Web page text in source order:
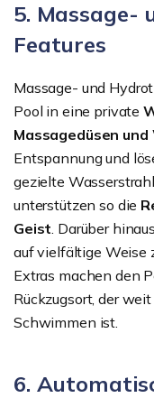
5. Massage-
Features
Massage- und
Pool in eine private
Massagedüsen
Entspannung und
gezielte
unterstützen so die
Geist. Darüber
auf vielfältige Weise
Extras machen den
Rückzugsort, der
Schwimmen ist.
6.